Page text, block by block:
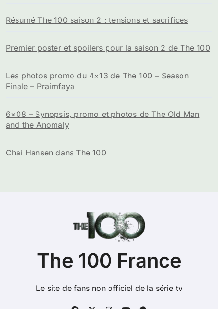
Résumé The 100 saison 2 : tensions et sacrifices
Premier poster et spoilers pour la saison 2 de The 100
Les photos promo du 4×13 de The 100 – Season
Finale – Praimfaya
6×08 – Synopsis, promo et photos de The Old Man
and the Anomaly
Chai Hansen dans The 100
The 100 France
Le site de fans non officiel de la série tv